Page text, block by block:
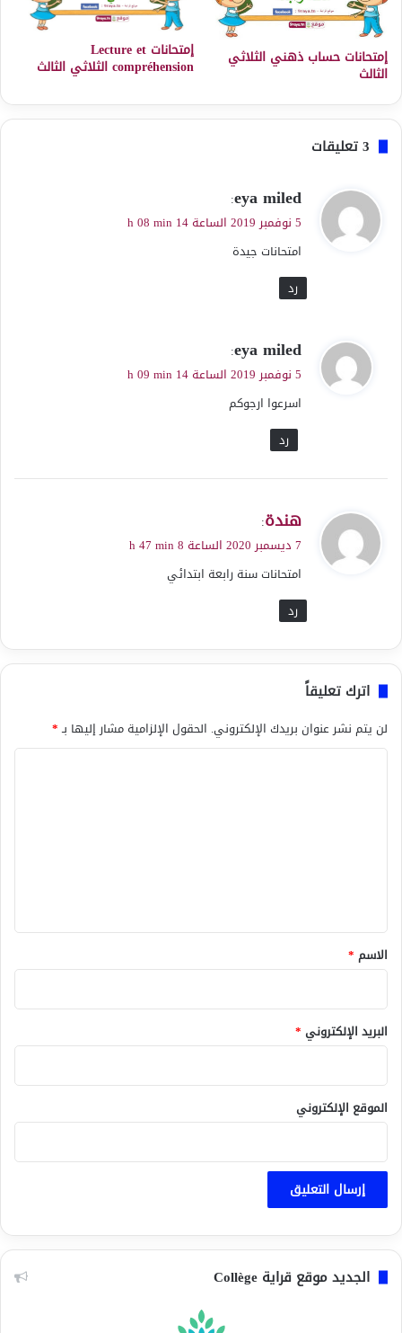
إمتحانات حساب ذهني الثلاثي
الثالث
إمتحانات Lecture et
compréhension الثلاثي الثالث
‫3 تعليقات
ي
ق
ل
eya miled
:
5 نوفمبر 2019 الساعة 14 h 08 min
امتحانات جيدة
رد
ي
ق
ل
eya miled
:
5 نوفمبر 2019 الساعة 14 h 09 min
اسرعوا ارجوكم
رد
ي
ق
ل
هندة:
7 ديسمبر 2020 الساعة 8 h 47 min
امتحانات سنة رابعة ابتدائي
رد
اترك تعليقاً
لن يتم نشر عنوان بريدك الإلكتروني. الحقول الإلزامية مشار إليها بـ*
*
الاسم *
البريد الإلكتروني *
الموقع الإلكتروني
الجديد موقع قراية Collège